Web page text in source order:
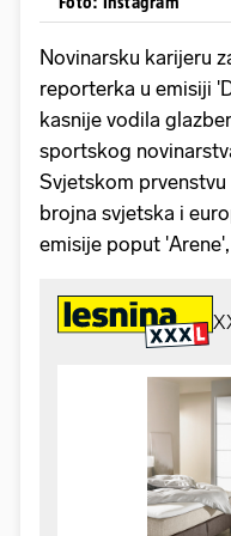
Novinarsku karijeru
reporterka u emisiji
kasnije vodila
sportskog
Svjetskom
brojna svjetska i
emisije poput